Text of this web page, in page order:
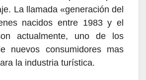
La llamada «generación del
nacidos entre 1983 y el
actualmente, uno de los
nuevos consumidores mas
la industria turística.